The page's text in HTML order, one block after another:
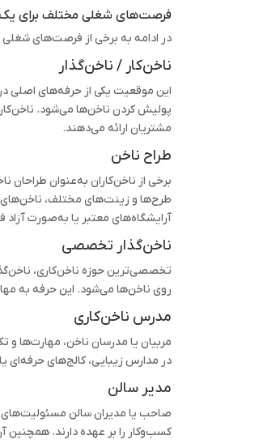
فرصت‌های شغلی مختلف برای یک
در ادامه به برخی از فرصت‌های شغلی
ناخن‌کار / ناخن‌گذار
این موقعیت یکی از حرفه‌های اصلی
پولیش کردن ناخن‌ها می‌شود.
مشتریان ارائه می‌دهند.
طراح ناخن
برخی از ناخن‌کاران به‌عنوان طراحان
طرح‌ها و زینت‌های مختلف، ناخن‌های
آرایشگاه‌های معتبر یا به‌صورت آزاد
ناخن‌گذار تخصصی
تخصصی‌ترین حوزه ناخن‌کاری،
روی ناخن‌ها می‌شود. این حرفه به
مدرس ناخن‌کاری
مربیان یا مدرسان ناخن، مهارت‌ها
در مدارس زیبایی، کالج‌های حرفه‌ای
مدیر سالن
صاحب یا مدیران سالن مسئولیت‌های
کسب‌وکار را بر عهده دارند. همچنین